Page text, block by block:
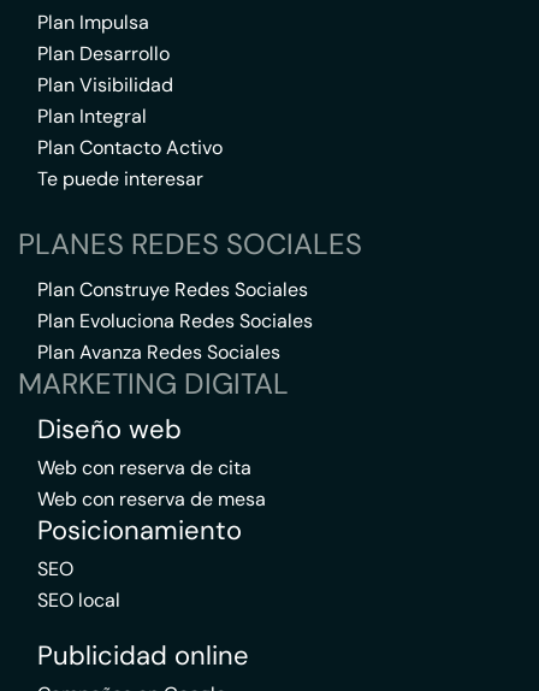
Plan Impulsa
Plan Desarrollo
Plan Visibilidad
Plan Integral
Plan Contacto Activo
Te puede interesar
PLANES REDES SOCIALES
Plan Construye Redes Sociales
Plan Evoluciona Redes Sociales
Plan Avanza Redes Sociales
MARKETING DIGITAL
Diseño web
Web con reserva de cita
Web con reserva de mesa
Posicionamiento
SEO
SEO local
Publicidad online